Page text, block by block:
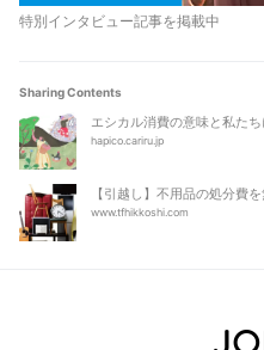
特別インタビュー記事を掲載中
Sharing Contents
エシカル消費の意味と私た
hapico.cariru.jp
【引越し】不用品の処分費
www.tfhikkoshi.com